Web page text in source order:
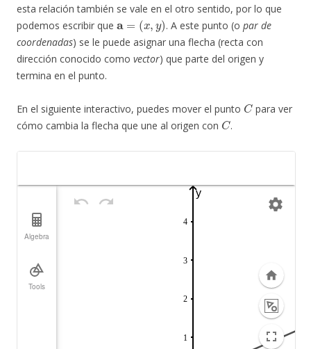
esta relación también se vale en el otro sentido, por lo que
podemos escribir que
a= (x,y )
. A este punto (o par de
coordenadas) se le puede asignar una flecha (recta con
dirección conocido como vector) que parte del origen y
termina en el punto.
En el siguiente interactivo, puedes mover el punto
C
para ver
cómo cambia la flecha que une al origen con
C
.